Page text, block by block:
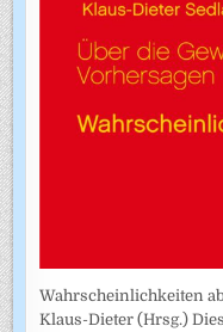
Wahrscheinlichkeiten
Klaus-Dieter (Hrsg.)